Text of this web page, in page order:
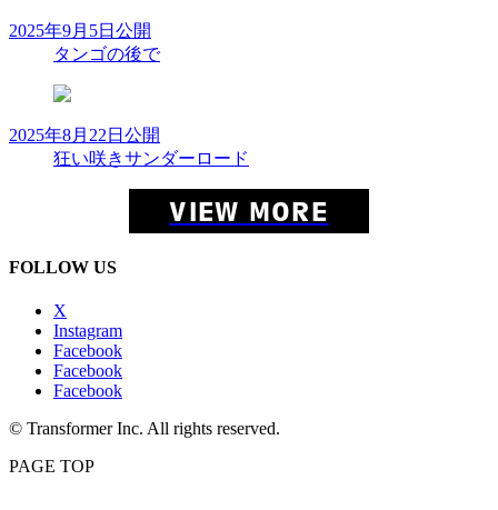
2025年9月5日公開
タンゴの後で
2025年8月22日公開
狂い咲きサンダーロード
VIEW MORE
FOLLOW US
X
Instagram
Facebook
Facebook
Facebook
© Transformer Inc. All rights reserved.
PAGE TOP